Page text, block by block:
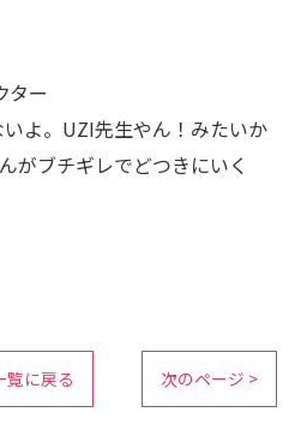
ター
よ。UZI先生やん！みたいか
がブチギレでどつきにいく
覧に戻る 次のページ >